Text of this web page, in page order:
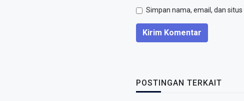
Simpan nama, email, dan
Kirim Komentar
POSTINGAN TERKAIT